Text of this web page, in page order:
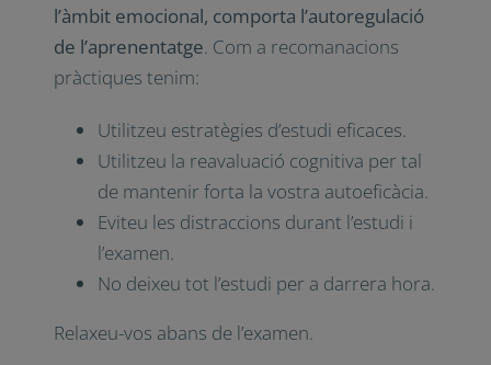
l’àmbit emocional, comporta l’autoregulació
de l’aprenentatge. Com a recomanacions
pràctiques tenim:
Utilitzeu estratègies d’estudi eficaces.
Utilitzeu la reavaluació cognitiva per tal
de mantenir forta la vostra autoeficàcia.
Eviteu les distraccions durant l’estudi i
l’examen.
No deixeu tot l’estudi per a darrera hora.
Relaxeu-vos abans de l’examen.